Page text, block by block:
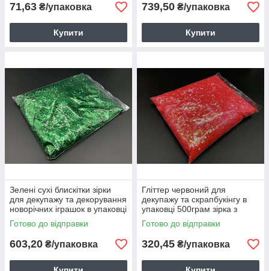
71,63 ₴/упаковка
Купити
739,50 ₴/упаковка
Купити
Зелені сухі блискітки зірки
для декупажу та декорування
новорічних іграшок в упаковці
1кг
Готово до відправки
603,20 ₴/упаковка
Гліттер червоний для
декупажу та скрапбукінгу в
упаковці 500грам зірка з
ефектом хамелеон
Готово до відправки
320,45 ₴/упаковка